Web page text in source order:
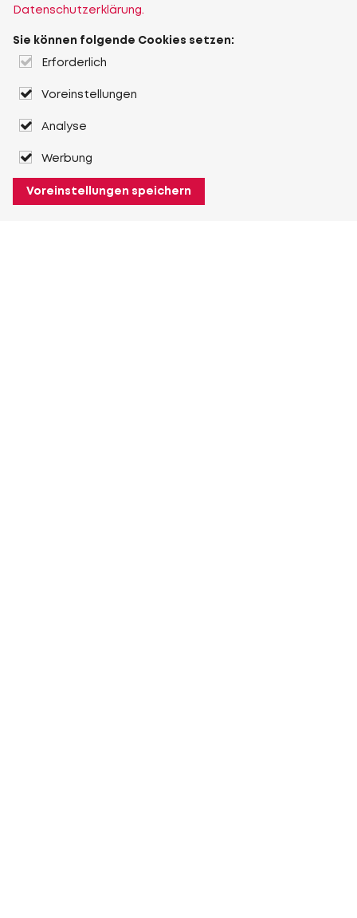
Datenschutzerklärung.
Sie können folgende Cookies setzen:
Erforderlich
Voreinstellungen
Analyse
Werbung
Voreinstellungen speichern